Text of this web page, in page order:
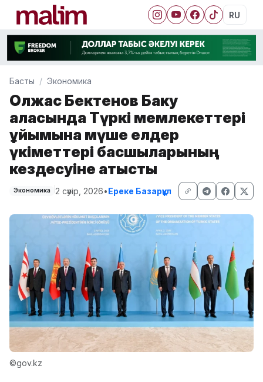
RU
Басты Экономика
Олжас Бектенов Баку
қаласында Түркі мемлекеттері
ұйымына мүше елдер
үкіметтері басшыларының
кездесуіне қатысты
Экономика 2 сәуір, 2026•Ереке Базарқұл
©gov.kz